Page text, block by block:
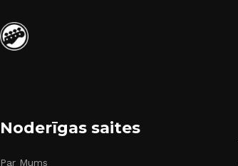
Noderīgas saites
Par Mums